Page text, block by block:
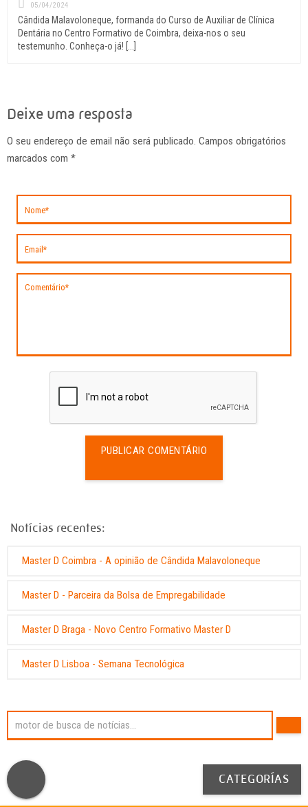
05/04/2024
Cândida Malavoloneque, formanda do Curso de Auxiliar de Clínica
Dentária no Centro Formativo de Coimbra, deixa-nos o seu
Deixe uma resposta
O seu endereço de email não será publicado. Campos obrigatórios
marcados com *
Notícias recentes:
Master D Coimbra - A opinião de Cândida Malavoloneque
Master D - Parceira da Bolsa de Empregabilidade
Master D Braga - Novo Centro Formativo Master D
Master D Lisboa - Semana Tecnológica
CATEGORÍAS